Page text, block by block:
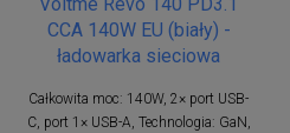
CCA 140W EU (biały) -
ładowarka sieciowa
Całkowita moc: 140W, 2× port USB-
C, port 1× USB-A, Technologia: GaN,